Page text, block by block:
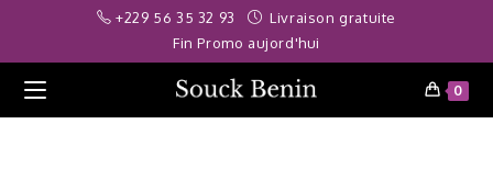
GrandpashabetRitzbetbahibomjojobet stakejojobet
content
+229 56 35 32 93
Livraison gratuite
Fin Promo aujord'hui
0